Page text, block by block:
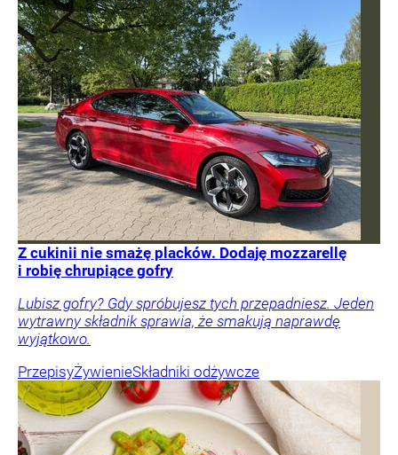
Z cukinii nie smażę placków. Dodaję mozzarellę
i robię chrupiące gofry
Lubisz gofry? Gdy spróbujesz tych przepadniesz. Jeden
wytrawny składnik sprawia, że smakują naprawdę
wyjątkowo.
PrzepisyŻywienieSkładniki odżywcze